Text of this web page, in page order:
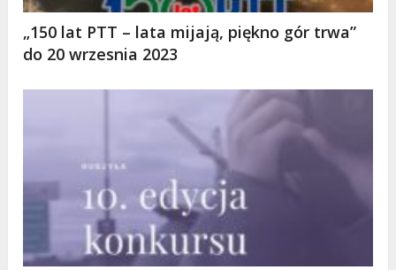
„150 lat PTT – lata mijają, piękno gór trwa”
do 20 wrzesnia 2023